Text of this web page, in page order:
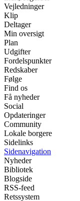
Vejledninger
Klip
Deltager
Min oversigt
Plan
Udgifter
Fordelspunkter
Redskaber
Følge
Find os
Få nyheder
Social
Opdateringer
Community
Lokale borgere
Sidelinks
Sidenavigation
Nyheder
Bibliotek
Blogside
RSS-feed
Retssystem